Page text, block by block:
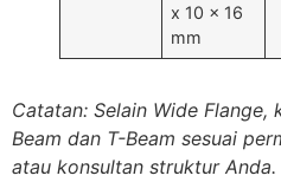
x 10 x 16
mm
Catatan: Selain Wide
Beam dan T-Beam sesuai
atau konsultan struktur Anda.